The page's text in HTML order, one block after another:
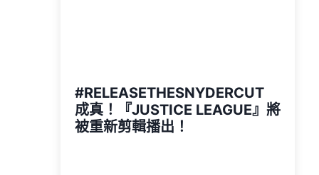
#RELEASETHESNYDERCUT
成真！『JUSTICE LEAGUE』將
被重新剪輯播出！